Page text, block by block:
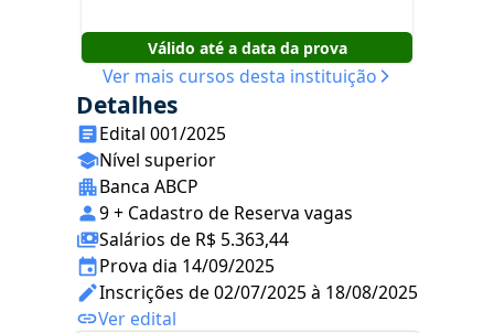
Válido até a data da prova
Ver mais cursos desta instituição
Detalhes
Edital 001/2025
Nível superior
Banca ABCP
9 + Cadastro de Reserva vagas
Salários de R$ 5.363,44
Prova dia 14/09/2025
Inscrições de 02/07/2025 à 18/08/2025
Ver edital